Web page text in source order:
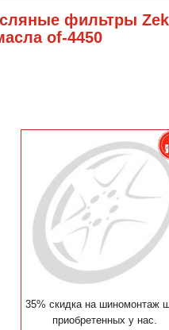
фильтры
of-4450
35% скидка на шиномонтаж
приобретенных у нас.